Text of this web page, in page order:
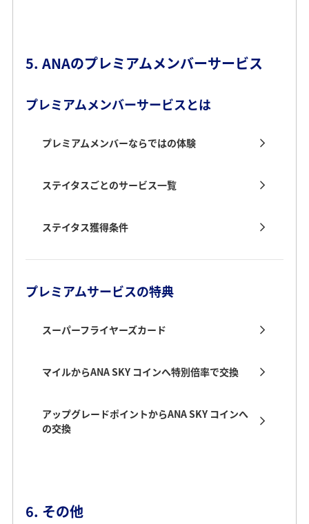
5. ANAのプレミアムメンバーサービス
プレミアムメンバーサービスとは
プレミアムメンバーならではの体験
ステイタスごとのサービス一覧
ステイタス獲得条件
プレミアムサービスの特典
スーパーフライヤーズカード
マイルからANA SKY コインへ特別倍率で交換
アップグレードポイントからANA SKY コインへ
の交換
6. その他